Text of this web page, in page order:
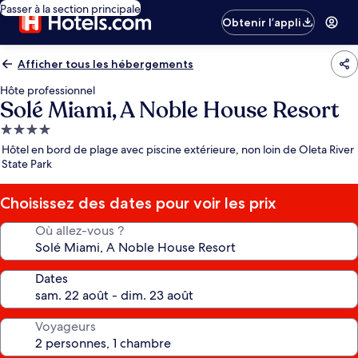
Passer à la section principale
Obtenir l’appli
Afficher tous les hébergements
Hôte professionnel
Solé Miami, A Noble House Resort
Hébergement
4.0 étoiles
Hôtel en bord de plage avec piscine extérieure, non loin de Oleta River
State Park
Choisissez des dates pour voir les prix
Où allez-vous ?
Dates
Voyageurs